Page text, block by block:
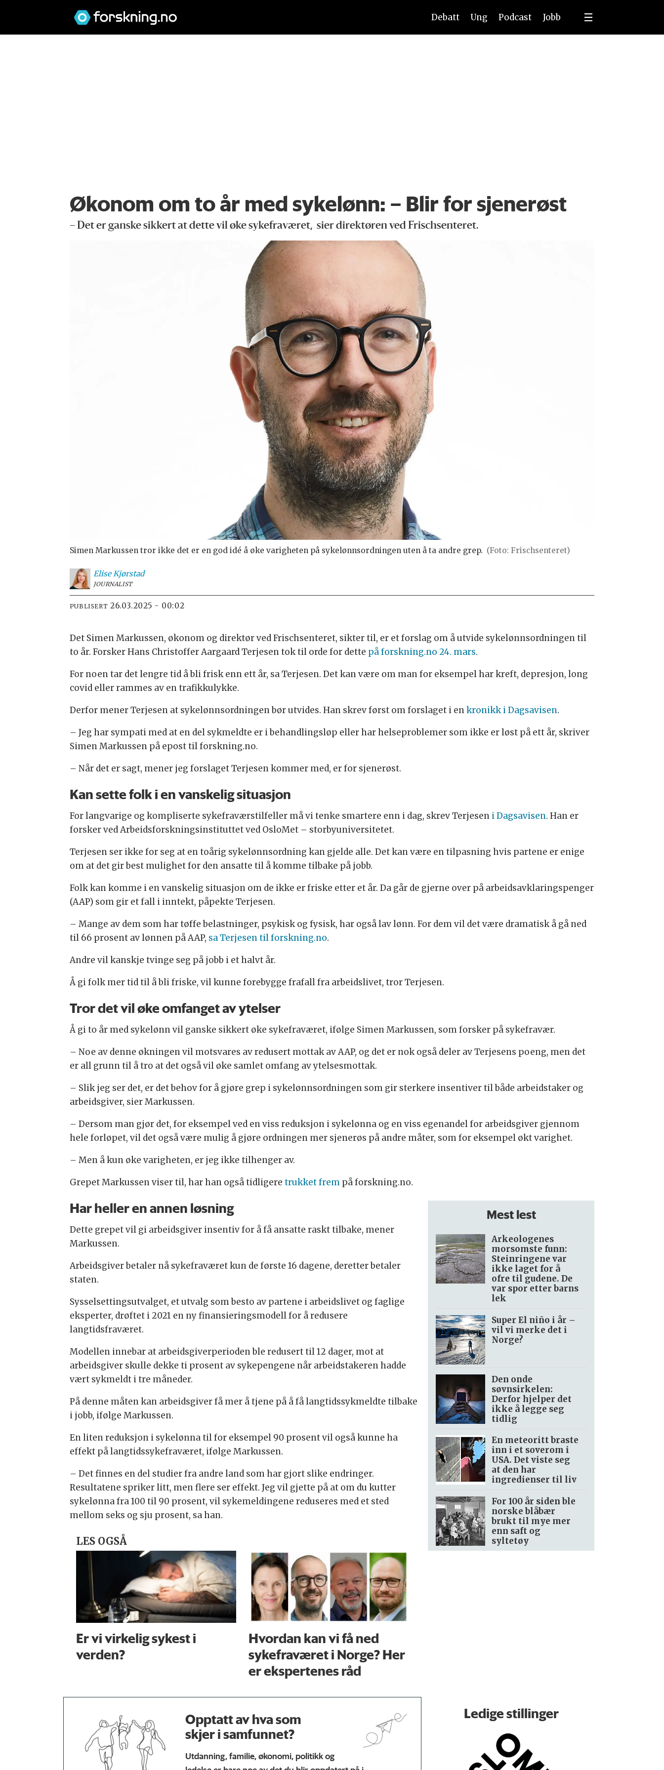
Debatt Ung Podcast Jobb
Økonom om to år med sykelønn: – Blir for sjenerøst
– Det er ganske sikkert at dette vil øke sykefraværet, sier direktøren ved Frischsenteret.
Simen Markussen tror ikke det er en god idé å øke varigheten på sykelønnsordningen uten å ta andre grep. (Foto: Frischsenteret)
Elise Kjørstad
JOURNALIST
PUBLISERT 26.03.2025 - 00:02
Det Simen Markussen, økonom og direktør ved Frischsenteret, sikter til, er et forslag om å utvide sykelønnsordningen til
to år. Forsker Hans Christoffer Aargaard Terjesen tok til orde for dette på forskning.no 24. mars.
For noen tar det lengre tid å bli frisk enn ett år, sa Terjesen. Det kan være om man for eksempel har kreft, depresjon, long
covid eller rammes av en trafikkulykke.
Derfor mener Terjesen at sykelønnsordningen bør utvides. Han skrev først om forslaget i enkronikk i Dagsavisen.
– Jeg har sympati med at en del sykmeldte er i behandlingsløp eller har helseproblemer som ikke er løst på ett år, skriver
Simen Markussen på epost til forskning.no.
– Når det er sagt, mener jeg forslaget Terjesen kommer med, er for sjenerøst.
Kan sette folk i en vanskelig situasjon
For langvarige og kompliserte sykefraværstilfeller må vi tenke smartere enn i dag, skrev Terjeseni Dagsavisen. Han er
forsker ved Arbeidsforskningsinstituttet ved OsloMet – storbyuniversitetet.
Terjesen ser ikke for seg at en toårig sykelønnsordning kan gjelde alle. Det kan være en tilpasning hvis partene er enige
om at det gir best mulighet for den ansatte til å komme tilbake på jobb.
Folk kan komme i en vanskelig situasjon om de ikke er friske etter et år. Da går de gjerne over på arbeidsavklaringspenger
(AAP) som gir et fall i inntekt, påpekte Terjesen.
– Mange av dem som har tøffe belastninger, psykisk og fysisk, har også lav lønn. For dem vil det være dramatisk å gå ned
til 66 prosent av lønnen på AAP, sa Terjesen til forskning.no.
Andre vil kanskje tvinge seg på jobb i et halvt år.
Å gi folk mer tid til å bli friske, vil kunne forebygge frafall fra arbeidslivet, tror Terjesen.
Tror det vil øke omfanget av ytelser
Å gi to år med sykelønn vil ganske sikkert øke sykefraværet, ifølge Simen Markussen, som forsker på sykefravær.
– Noe av denne økningen vil motsvares av redusert mottak av AAP, og det er nok også deler av Terjesens poeng, men det
er all grunn til å tro at det også vil øke samlet omfang av ytelsesmottak.
– Slik jeg ser det, er det behov for å gjøre grep i sykelønnsordningen som gir sterkere insentiver til både arbeidstaker og
arbeidsgiver, sier Markussen.
– Dersom man gjør det, for eksempel ved en viss reduksjon i sykelønna og en viss egenandel for arbeidsgiver gjennom
hele forløpet, vil det også være mulig å gjøre ordningen mer sjenerøs på andre måter, som for eksempel økt varighet.
– Men å kun øke varigheten, er jeg ikke tilhenger av.
Grepet Markussen viser til, har han også tidligere trukket frempå forskning.no.
Mest lest
Arkeologenes
morsomste funn:
Steinringene var
ikke laget for å
ofre til gudene. De
var spor etter barns
lek
Super El niño i år –
vil vi merke det i
Norge?
Den onde
søvnsirkelen:
Derfor hjelper det
ikke å legge seg
tidlig
En meteoritt braste
inn i et soverom i
USA. Det viste seg
at den har
ingredienser til liv
For 100 år siden ble
norske blåbær
brukt til mye mer
enn saft og
syltetøy
Har heller en annen løsning
Dette grepet vil gi arbeidsgiver insentiv for å få ansatte raskt tilbake, mener
Markussen.
Arbeidsgiver betaler nå sykefraværet kun de første 16 dagene, deretter betaler
staten.
Sysselsettingsutvalget, et utvalg som besto av partene i arbeidslivet og faglige
eksperter, drøftet i 2021 en ny finansieringsmodell for å redusere
langtidsfraværet.
Modellen innebar at arbeidsgiverperioden ble redusert til 12 dager, mot at
arbeidsgiver skulle dekke ti prosent av sykepengene når arbeidstakeren hadde
vært sykmeldt i tre måneder.
På denne måten kan arbeidsgiver få mer å tjene på å få langtidssykmeldte tilbake
i jobb, ifølge Markussen.
En liten reduksjon i sykelønna til for eksempel 90 prosent vil også kunne ha
effekt på langtidssykefraværet, ifølge Markussen.
– Det finnes en del studier fra andre land som har gjort slike endringer.
Resultatene spriker litt, men flere ser effekt. Jeg vil gjette på at om du kutter
sykelønna fra 100 til 90 prosent, vil sykemeldingene reduseres med et sted
mellom seks og sju prosent, sa han.
LES OGSÅ
Er vi virkelig sykest i
verden?
Hvordan kan vi få ned
sykefraværet i Norge? Her
er ekspertenes råd
Opptatt av hva som
skjer i samfunnet?
Utdanning, familie, økonomi, politikk og
Ledige stillinger